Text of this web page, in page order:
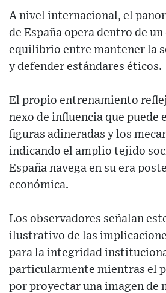
A nivel internacional, el
de España opera dentro de
equilibrio entre mantener la
y defender estándares éticos.
El propio entrenamiento
nexo de influencia que puede
figuras adineradas y los
indicando el amplio tejido
España navega en su era
económica.
Los observadores señalan
ilustrativo de las
para la integridad
particularmente mientras el
por proyectar una imagen de